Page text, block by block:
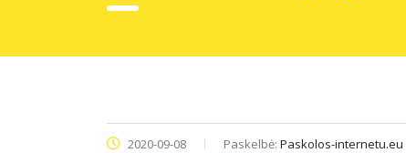
2020-09-08 Paskelbė: Paskolos-internetu.eu